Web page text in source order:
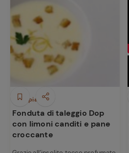
Primi piatti
Fonduta di taleggio Dop
con limoni canditi e pane
croccante